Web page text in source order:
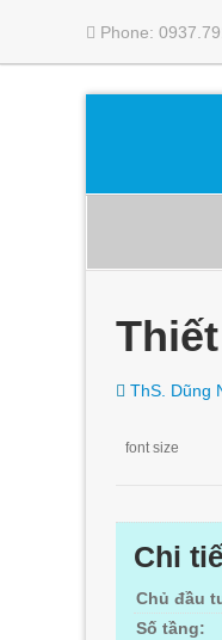
Phone:
ThS. Dũng
font size
Chi
Chủ đầu
Số tầng: